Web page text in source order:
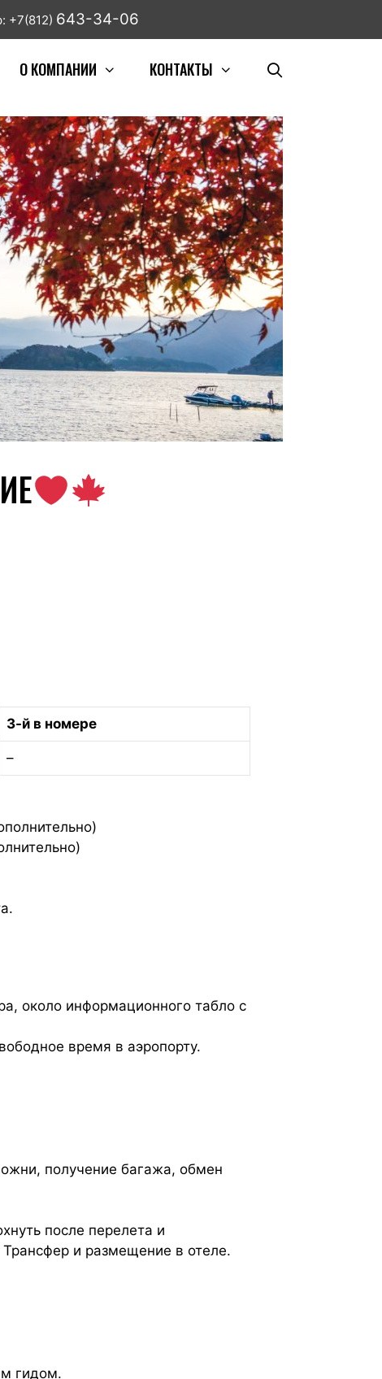
+7(812) 643-34-06
О КОМПАНИИ КОНТАКТЫ
3-й в номере
–
около информационного табло с
время в аэропорту.
получение багажа, обмен
после перелета и
и размещение в отеле.
гидом.